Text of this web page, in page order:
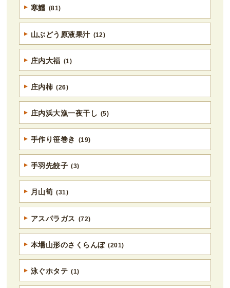
寒鱈 (81)
山ぶどう原液果汁 (12)
庄内大福 (1)
庄内柿 (26)
庄内浜大漁一夜干し (5)
手作り笹巻き (19)
手羽先餃子 (3)
月山筍 (31)
アスパラガス (72)
本場山形のさくらんぼ (201)
泳ぐホタテ (1)